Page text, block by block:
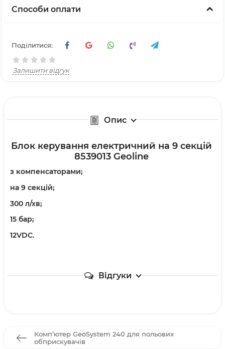
Способи оплати
Поділитися:
Залишити відгук
Опис
Блок керування електричний на 9 секцій
8539013 Geoline
з компенсаторами;
на 9 секцій;
300 л/хв;
15 бар;
12VDC.
Відгуки
Комп’ютер GeoSystem 240 для польових
обприскувачів